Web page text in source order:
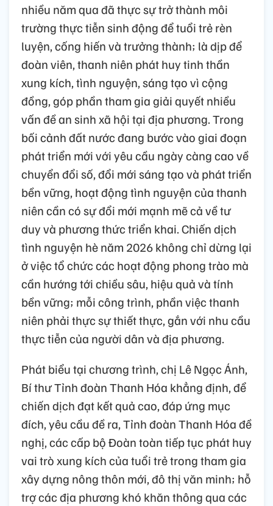
nhiều năm qua đã thực sự trở thành môi
trường thực tiễn sinh động để tuổi trẻ rèn
luyện, cống hiến và trưởng thành; là dịp để
đoàn viên, thanh niên phát huy tinh thần
xung kích, tình nguyện, sáng tạo vì cộng
đồng, góp phần tham gia giải quyết nhiều
vấn đề an sinh xã hội tại địa phương. Trong
bối cảnh đất nước đang bước vào giai đoạn
phát triển mới với yêu cầu ngày càng cao về
chuyển đổi số, đổi mới sáng tạo và phát triển
bền vững, hoạt động tình nguyện của thanh
niên cần có sự đổi mới mạnh mẽ cả về tư
duy và phương thức triển khai. Chiến dịch
tình nguyện hè năm 2026 không chỉ dừng lại
ở việc tổ chức các hoạt động phong trào mà
cần hướng tới chiều sâu, hiệu quả và tính
bền vững; mỗi công trình, phần việc thanh
niên phải thực sự thiết thực, gắn với nhu cầu
thực tiễn của người dân và địa phương.
Phát biểu tại chương trình, chị Lê Ngọc Ánh,
Bí thư Tỉnh đoàn Thanh Hóa khẳng định, để
chiến dịch đạt kết quả cao, đáp ứng mục
đích, yêu cầu đề ra, Tỉnh đoàn Thanh Hóa đề
nghị, các cấp bộ Đoàn toàn tiếp tục phát huy
vai trò xung kích của tuổi trẻ trong tham gia
xây dựng nông thôn mới, đô thị văn minh; hỗ
trợ các địa phương khó khăn thông qua các